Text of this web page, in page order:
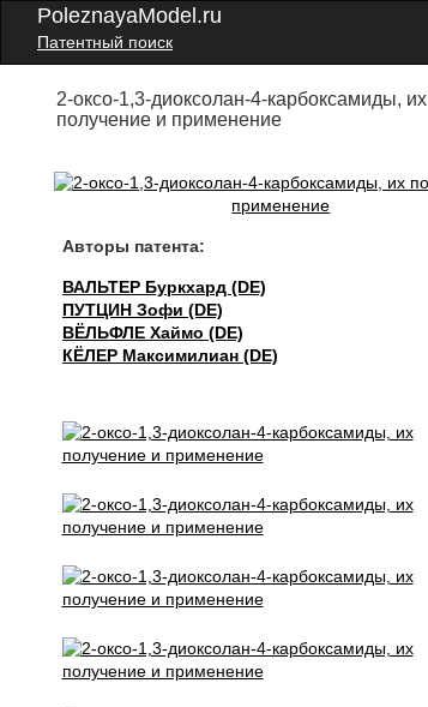
PoleznayaModel.ru
Патентный поиск
2-оксо-1,3-диоксолан-4-карбоксамиды, их
получение и применение
Авторы патента:
ВАЛЬТЕР Буркхард (DE)
ПУТЦИН Зофи (DE)
ВЁЛЬФЛЕ Хаймо (DE)
КЁЛЕР Максимилиан (DE)